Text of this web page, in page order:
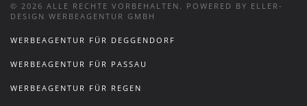
© 2026 ALLE RECHTE VORBEHALTEN. POWERED BY ELLER-
DESIGN WERBEAGENTUR GMBH
WERBEAGENTUR FÜR DEGGENDORF
WERBEAGENTUR FÜR PASSAU
WERBEAGENTUR FÜR REGEN